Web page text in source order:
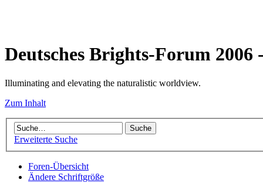
Deutsches Brights-Forum
Illuminating and elevating the naturalistic worldview.
Zum Inhalt
Erweiterte Suche
Foren-Übersicht
Ändere Schriftgröße